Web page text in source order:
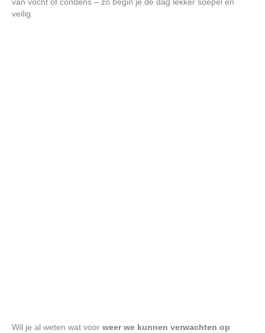
veilig.
Wil je al weten wat voor weer we kunnen verwachten op